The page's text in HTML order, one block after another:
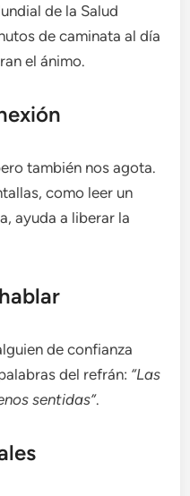
de la Salud
de caminata al día
el ánimo.
también nos agota.
como leer un
ayuda a liberar la
de confianza
del refrán: “Las
sentidas”.